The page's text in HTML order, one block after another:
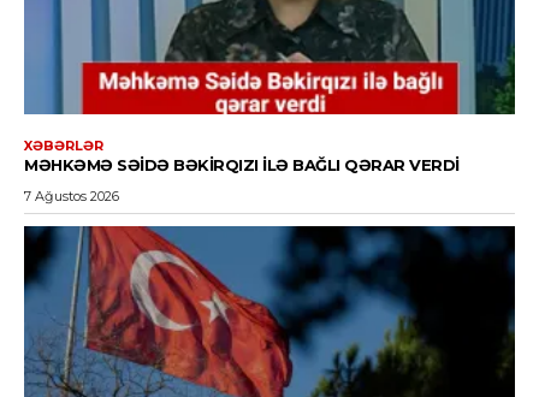
XƏBƏRLƏR
MƏHKƏMƏ SƏIDƏ BƏKIRQIZI ILƏ BAĞLI QƏRAR VERDI
7 Ağustos 2026